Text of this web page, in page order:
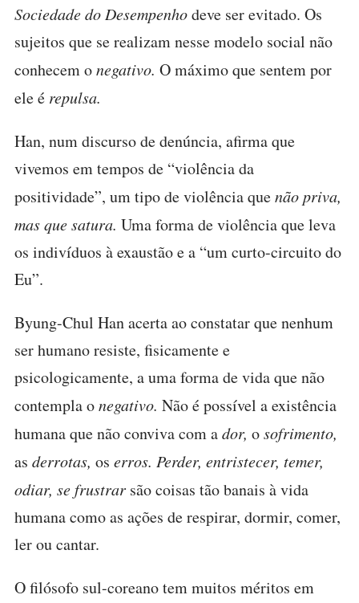
Sociedade do Desempenhodeve ser evitado. Os
sujeitos que se realizam nesse modelo social não
conhecem onegativo. O máximo que sentem por
ele é repulsa.
Han, num discurso de denúncia, afirma que
vivemos em tempos de “violência da
positividade”, um tipo de violência quenão priva,
mas que satura. Uma forma de violência que leva
os indivíduos à exaustão e a “um curto-circuito do
Eu”.
Byung-Chul Han acerta ao constatar que nenhum
ser humano resiste, fisicamente e
psicologicamente, a uma forma de vida que não
contempla onegativo. Não é possível a existência
humana que não conviva com ador, osofrimento,
as derrotas, os erros. Perder, entristecer, temer,
odiar, se frustrar são coisas tão banais à vida
humana como as ações de respirar, dormir, comer,
ler ou cantar.
O filósofo sul-coreano tem muitos méritos em